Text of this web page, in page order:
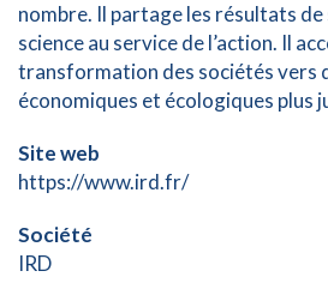
nombre. Il partage les résultats
science au service de l’action. Il
transformation des sociétés vers
économiques et écologiques plus
Site web
https://www.ird.fr/
Société
IRD